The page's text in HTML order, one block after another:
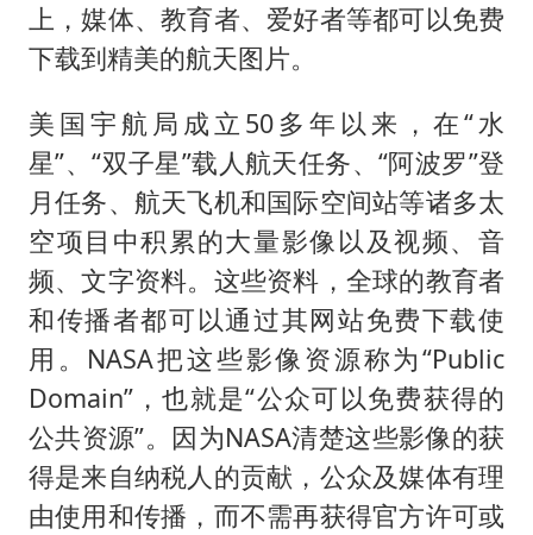
上，媒体、教育者、爱好者等都可以免费
下载到精美的航天图片。
美国宇航局成立50多年以来，在“水
星”、“双子星”载人航天任务、“阿波罗”登
月任务、航天飞机和国际空间站等诸多太
空项目中积累的大量影像以及视频、音
频、文字资料。这些资料，全球的教育者
和传播者都可以通过其网站免费下载使
用。NASA把这些影像资源称为“Public
Domain”，也就是“公众可以免费获得的
公共资源”。因为NASA清楚这些影像的获
得是来自纳税人的贡献，公众及媒体有理
由使用和传播，而不需再获得官方许可或